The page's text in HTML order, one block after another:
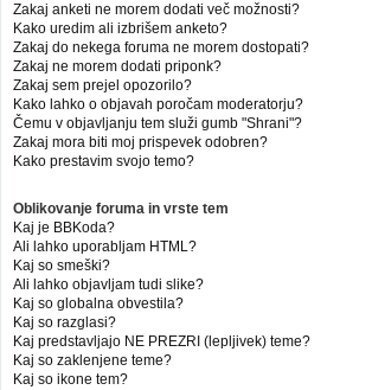
Zakaj anketi ne morem dodati več možnosti?
Kako uredim ali izbrišem anketo?
Zakaj do nekega foruma ne morem dostopati?
Zakaj ne morem dodati priponk?
Zakaj sem prejel opozorilo?
Kako lahko o objavah poročam moderatorju?
Čemu v objavljanju tem služi gumb "Shrani"?
Zakaj mora biti moj prispevek odobren?
Kako prestavim svojo temo?
Oblikovanje foruma in vrste tem
Kaj je BBKoda?
Ali lahko uporabljam HTML?
Kaj so smeški?
Ali lahko objavljam tudi slike?
Kaj so globalna obvestila?
Kaj so razglasi?
Kaj predstavljajo NE PREZRI (lepljivek) teme?
Kaj so zaklenjene teme?
Kaj so ikone tem?